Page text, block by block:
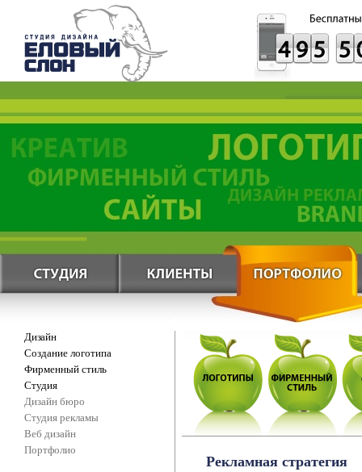
Дизайн
Создание логотипа
Фирменный стиль
Студия
Дизайн бюро
Студия рекламы
Веб дизайн
Портфолио
Рекламная стратегия